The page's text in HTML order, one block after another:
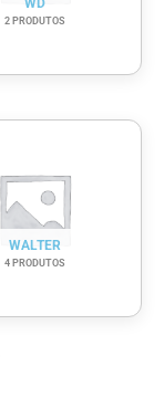
WD
2 PRODUTOS
WALTER
4 PRODUTOS